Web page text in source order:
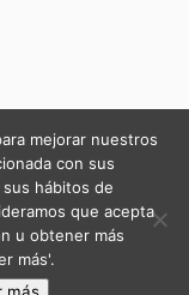
mejorar nuestros
con sus
hábitos de
que acepta
u obtener más
más'.